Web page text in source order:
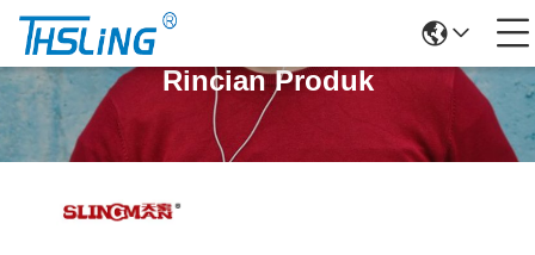
Rincian Produk